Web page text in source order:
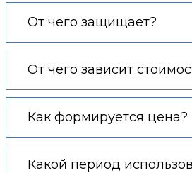
От чего защищает?
От чего зависит
Как формируется цена?
Какой период